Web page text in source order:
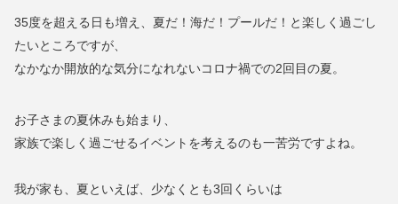
35度を超える日も増え、夏だ！海だ！プールだ！と楽しく過ごし
たいところですが、
なかなか開放的な気分になれないコロナ禍での2回目の夏。
お子さまの夏休みも始まり、
家族で楽しく過ごせるイベントを考えるのも一苦労ですよね。
我が家も、夏といえば、少なくとも3回くらいは